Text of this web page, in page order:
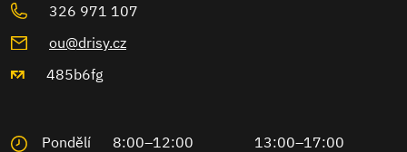
326 971 107
ou@drisy.cz
485b6fg
Pondělí 8:00–12:00
13:00–17:00